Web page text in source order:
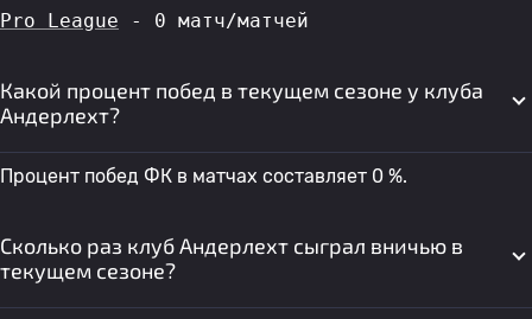
Pro League - 0 матч/матчей
Какой процент побед в текущем сезоне у клуба
Андерлехт?
Процент побед ФК в матчах составляет 0 %.
Сколько раз клуб Андерлехт сыграл вничью в
текущем сезоне?